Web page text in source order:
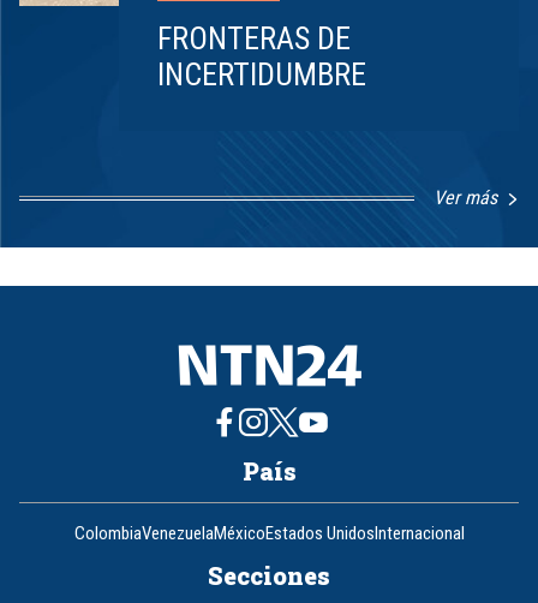
FRONTERAS DE
INCERTIDUMBRE
Ver más
1
8
País
ColombiaVenezuelaMéxicoEstados UnidosInternacional
Secciones